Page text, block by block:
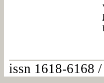
issn 1618-6168